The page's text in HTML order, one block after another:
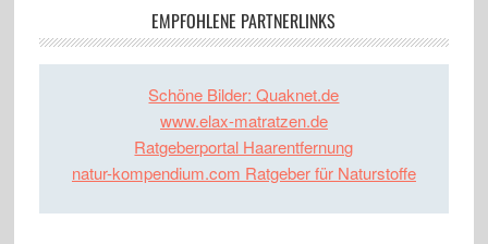
EMPFOHLENE PARTNERLINKS
Schöne Bilder: Quaknet.de
www.elax-matratzen.de
Ratgeberportal Haarentfernung
natur-kompendium.com Ratgeber für Naturstoffe